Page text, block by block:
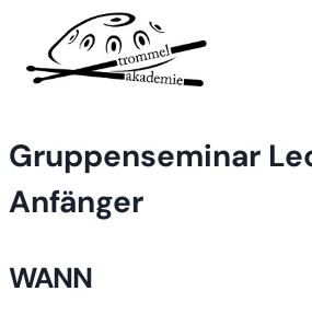
Inhalt
springen
Gruppenseminar
Anfänger
WANN